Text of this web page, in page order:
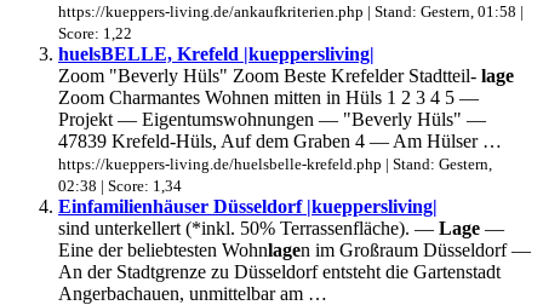
https://kueppers-living.de/ankaufkriterien.php | Stand: Gestern, 01:58 |
Score: 1,22
huelsBELLE, Krefeld |kueppersliving|
Zoom "Beverly Hüls" Zoom Beste Krefelder Stadtteil- lage
Zoom Charmantes Wohnen mitten in Hüls 1 2 3 4 5 —
Projekt — Eigentumswohnungen — "Beverly Hüls" —
47839 Krefeld-Hüls, Auf dem Graben 4 — Am Hülser …
https://kueppers-living.de/huelsbelle-krefeld.php | Stand: Gestern,
02:38 | Score: 1,34
Einfamilienhäuser Düsseldorf |kueppersliving|
sind unterkellert (*inkl. 50% Terrassenfläche). — Lage —
Eine der beliebtesten Wohnlagen im Großraum Düsseldorf —
An der Stadtgrenze zu Düsseldorf entsteht die Gartenstadt
Angerbachauen, unmittelbar am …